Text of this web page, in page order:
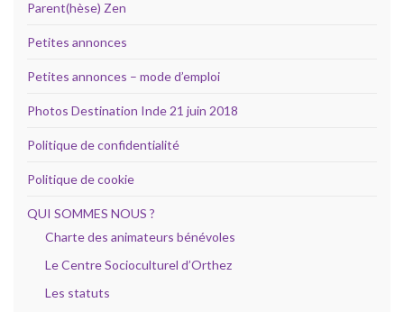
Parent(hèse) Zen
Petites annonces
Petites annonces – mode d’emploi
Photos Destination Inde 21 juin 2018
Politique de confidentialité
Politique de cookie
QUI SOMMES NOUS ?
Charte des animateurs bénévoles
Le Centre Socioculturel d’Orthez
Les statuts